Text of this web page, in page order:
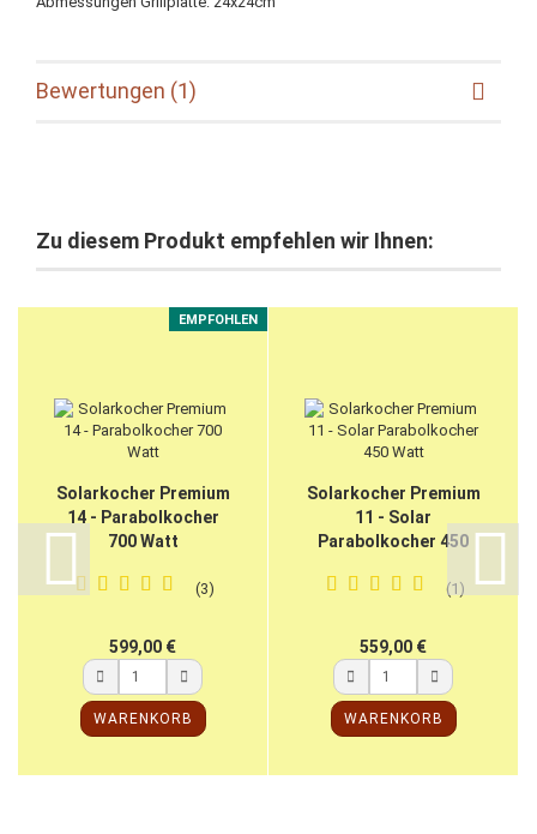
Bewertungen (1)
Zu diesem Produkt empfehlen wir Ihnen:
EMPFOHLEN
Solarkocher Premium
14 - Parabolkocher
700 Watt
3
599,00 €
WARENKORB
Solarkocher Premium
11 - Solar
Parabolkocher 450
1
559,00 €
WARENKORB